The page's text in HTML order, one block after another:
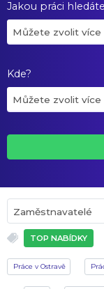
Jakou práci
Můžete zvolit více
Kde?
Můžete zvolit více
Zaměstnavatelé
TOP NABÍDKY
Práce v Ostravě